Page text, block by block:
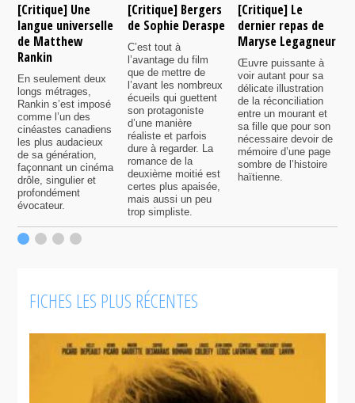
[Critique] Une
langue universelle
de Matthew
Rankin
En seulement deux
longs métrages,
Rankin s’est imposé
comme l’un des
cinéastes canadiens
les plus audacieux
de sa génération,
façonnant un cinéma
drôle, singulier et
profondément
évocateur.
[Critique] Bergers
de Sophie Deraspe
C’est tout à
l’avantage du film
que de mettre de
l’avant les nombreux
écueils qui guettent
son protagoniste
d’une manière
réaliste et parfois
dure à regarder. La
romance de la
deuxième moitié est
certes plus apaisée,
mais aussi un peu
trop simpliste.
[Critique] Le
dernier repas de
Maryse Legagneur
Œuvre puissante à
voir autant pour sa
délicate illustration
de la réconciliation
entre un mourant et
sa fille que pour son
nécessaire devoir de
mémoire d’une page
sombre de l’histoire
haïtienne.
FICHES LES PLUS RÉCENTES